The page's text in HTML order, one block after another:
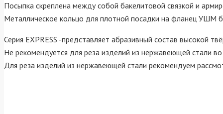
Посыпка скреплена между собой бакелитовой связкой и
Металлическое кольцо для плотной посадки на фланец УШМ
Серия EXPRESS -представляет абразивный состав высокой
Не рекомендуется для реза изделий из нержавеющей стали
Для реза изделий из нержавеющей стали рекомендуем